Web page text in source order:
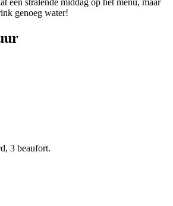
genoeg water!
3 beaufort.